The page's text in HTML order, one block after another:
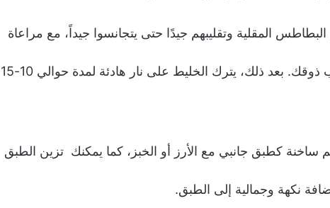
المقلية وتقليبهم جيدًا حتى يتجانسوا جيداً، مع مراعاة
إضافة كمية مناسبة من الملح حسب ذوقك. بعد ذلك، يترك الخليط على نار هادئة لمدة حوالي 10-15
كطبق جانبي مع الأرز أو الخبز، كما يمكنك تزين الطبق
نكهة وجمالية إلى الطبق.